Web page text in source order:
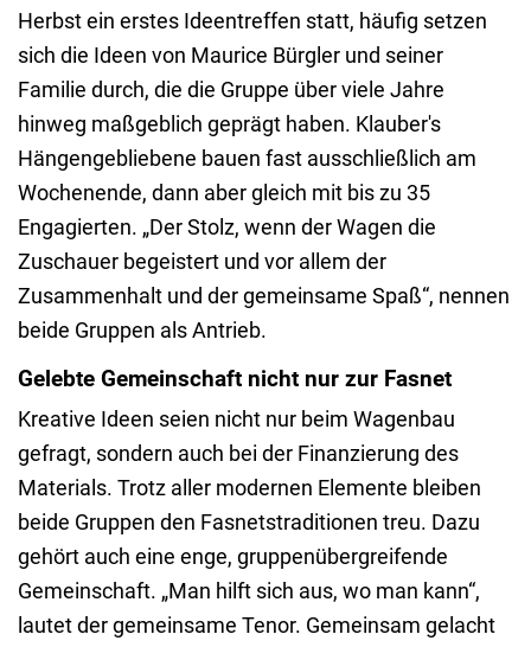
Herbst ein erstes Ideentreffen statt, häufig setzen
sich die Ideen von Maurice Bürgler und seiner
Familie durch, die die Gruppe über viele Jahre
hinweg maßgeblich geprägt haben. Klauber's
Hängengebliebene bauen fast ausschließlich am
Wochenende, dann aber gleich mit bis zu 35
Engagierten. „Der Stolz, wenn der Wagen die
Zuschauer begeistert und vor allem der
Zusammenhalt und der gemeinsame Spaß“, nennen
beide Gruppen als Antrieb.
Gelebte Gemeinschaft nicht nur zur Fasnet
Kreative Ideen seien nicht nur beim Wagenbau
gefragt, sondern auch bei der Finanzierung des
Materials. Trotz aller modernen Elemente bleiben
beide Gruppen den Fasnetstraditionen treu. Dazu
gehört auch eine enge, gruppenübergreifende
Gemeinschaft. „Man hilft sich aus, wo man kann“,
lautet der gemeinsame Tenor. Gemeinsam gelacht